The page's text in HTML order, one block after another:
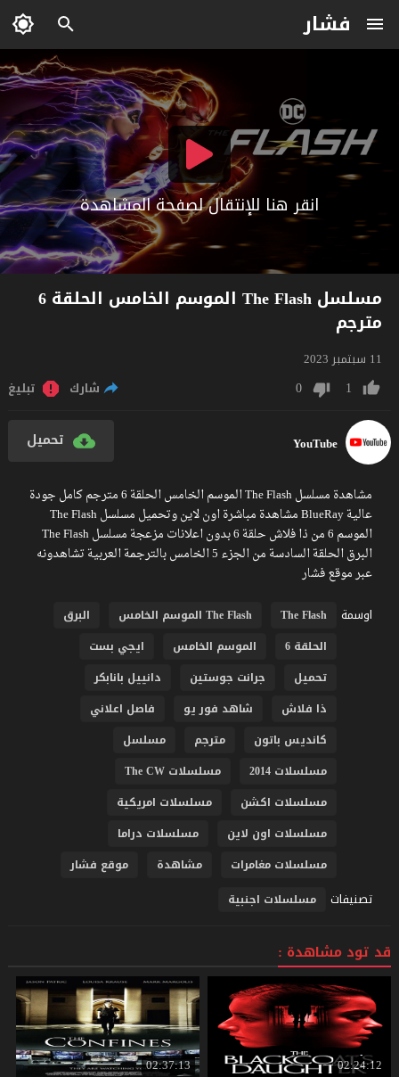
فشار
انقر هنا للإنتقال لصفحة المشاهدة
مسلسل The Flash الموسم الخامس الحلقة 6
مترجم
11 سبتمبر 2023
1
0 شارك تبليغ
YouTube تحميل
مشاهدة مسلسل The Flash الموسم الخامس الحلقة 6 مترجم كامل جودة
عالية BlueRay مشاهدة مباشرة اون لاين وتحميل مسلسل The Flash
الموسم 6 من ذا فلاش حلقة 6 بدون اعلانات مزعجة مسلسل The Flash
البرق الحلقة السادسة من الجزء 5 الخامس بالترجمة العربية تشاهدونه
عبر موقع فشار
اوسمة
The Flash The Flash الموسم الخامس
البرق
الحلقة 6
الموسم الخامس
ايجي بست
تحميل
جرانت جوستين
دانييل بانابكر
ذا فلاش
شاهد فور يو
فاصل اعلاني
كانديس باتون
مترجم
مسلسل
مسلسلات 2014
مسلسلات The CW
مسلسلات اكشن
مسلسلات امريكية
مسلسلات اون لاين
مسلسلات دراما
مسلسلات مغامرات
مشاهدة موقع فشار
تصنيفات مسلسلات اجنبية
قد تود مشاهدة :
02:24:12
02:37:13